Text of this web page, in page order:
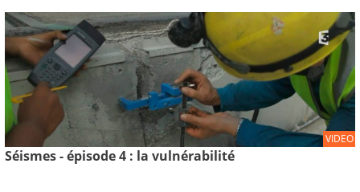
VIDEO
Séismes - épisode 4 : la vulnérabilité